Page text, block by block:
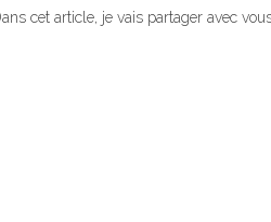
cet article, je vais partager avec